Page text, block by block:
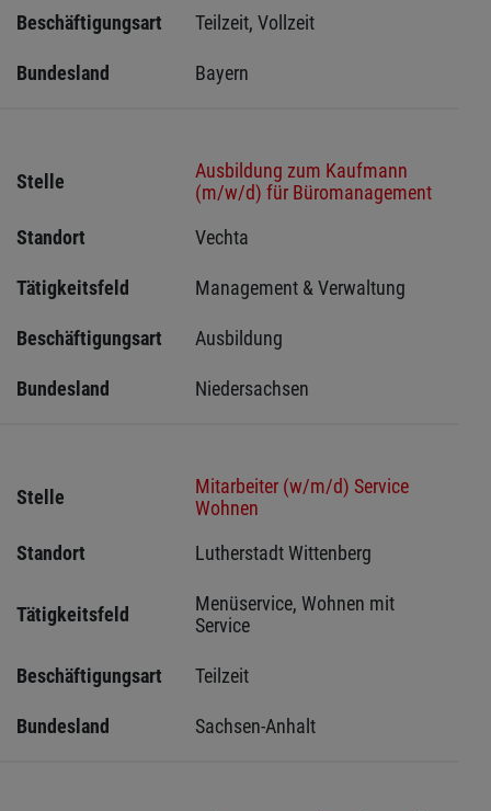
Beschäftigungsart Teilzeit, Vollzeit
Bundesland Bayern
Stelle
Ausbildung zum Kaufmann
(m/w/d) für Büromanagement
Standort
Vechta
Tätigkeitsfeld Management & Verwaltung
Beschäftigungsart Ausbildung
Bundesland Niedersachsen
Stelle
Mitarbeiter (w/m/d) Service
Wohnen
Standort
Lutherstadt Wittenberg
Tätigkeitsfeld
Menüservice, Wohnen mit
Service
Beschäftigungsart Teilzeit
Bundesland Sachsen-Anhalt